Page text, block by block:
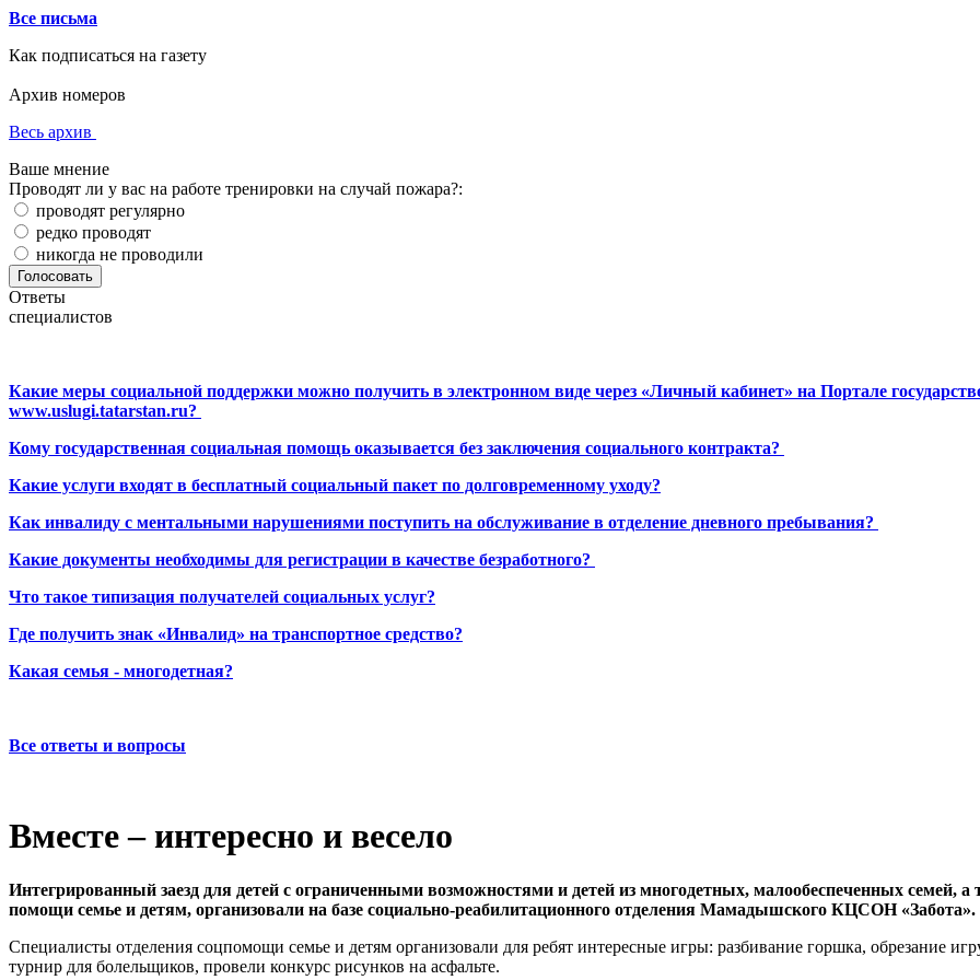
Все письма
Как подписаться на газету
Архив номеров
Весь архив
Ваше мнение
Проводят ли у вас на работе тренировки на случай пожара?:
проводят регулярно
редко проводят
никогда не проводили
Ответы
специалистов
Какие меры социальной поддержки можно получить в электронном виде через «Личный кабинет» на Портале
www.uslugi.tatarstan.ru?
Кому государственная социальная помощь оказывается без заключения социального контракта?
Какие услуги входят в бесплатный социальный пакет по долговременному уходу?
Как инвалиду с ментальными нарушениями поступить на обслуживание в отделение дневного пребывания?
Какие документы необходимы для регистрации в качестве безработного?
Что такое типизация получателей социальных услуг?
Где получить знак «Инвалид» на транспортное средство?
Какая семья - многодетная?
Все ответы и вопросы
Вместе – интересно и весело
Интегрированный заезд для детей с ограниченными возможностями и детей из многодетных, малообеспеченных семей, а
помощи семье и детям, организовали на базе социально-реабилитационного отделения Мамадышского КЦСОН «Забота».
Специалисты отделения соцпомощи семье и детям организовали для ребят интересные игры: разбивание горшка, обрезание
турнир для болельщиков, провели конкурс рисунков на асфальте.